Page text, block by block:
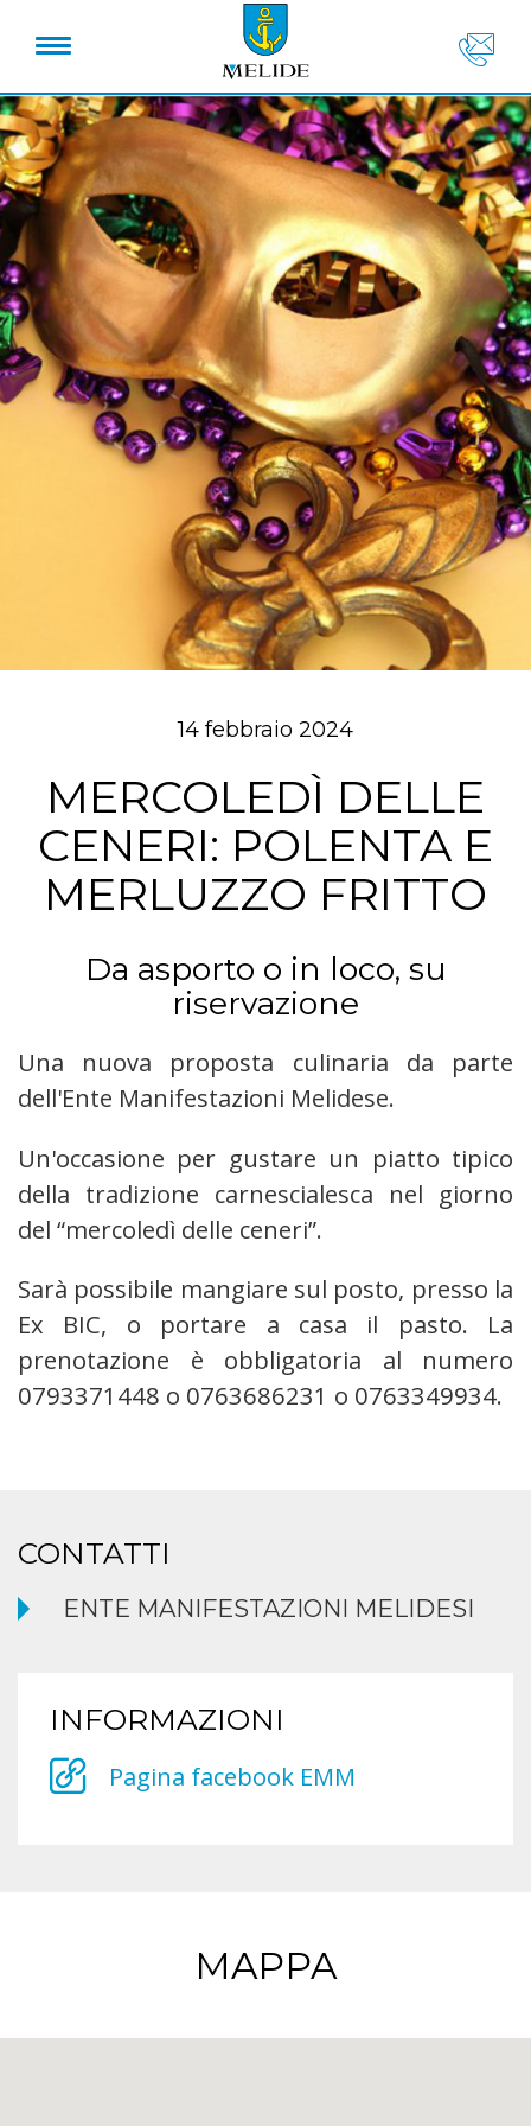
14 febbraio 2024
MERCOLEDÌ DELLE
CENERI: POLENTA E
MERLUZZO FRITTO
Da asporto o in loco, su
riservazione
Una nuova proposta culinaria da parte
dell'Ente Manifestazioni Melidese.
Un'occasione per gustare un piatto tipico
della tradizione carnescialesca nel giorno
del “mercoledì delle ceneri”.
Sarà possibile mangiare sul posto, presso la
Ex BIC, o portare a casa il pasto. La
prenotazione è obbligatoria al numero
0793371448 o 0763686231 o 0763349934.
CONTATTI
ENTE MANIFESTAZIONI MELIDESI
INFORMAZIONI
Pagina facebook EMM
MAPPA